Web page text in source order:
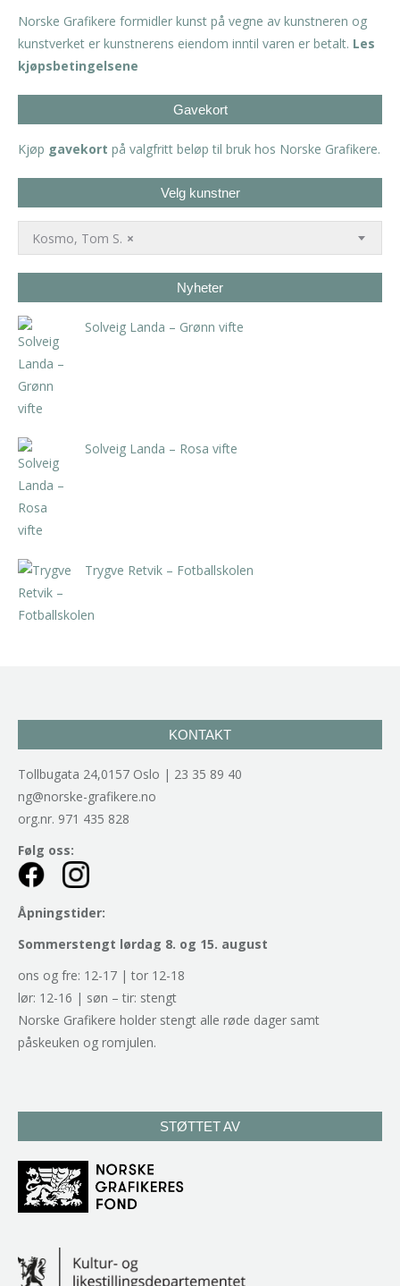
Norske Grafikere formidler kunst på vegne av kunstneren og
kunstverket er kunstnerens eiendom inntil varen er betalt. Les
kjøpsbetingelsene
Gavekort
Kjøp gavekort på valgfritt beløp til bruk hos Norske Grafikere.
Velg kunstner
×
Kosmo, Tom S.
Nyheter
Solveig Landa – Grønn vifte
Solveig Landa – Rosa vifte
Trygve Retvik – Fotballskolen
KONTAKT
Tollbugata 24,0157 Oslo | 23 35 89 40
ng@norske-grafikere.no
org.nr. 971 435 828
Følg oss:
Åpningstider:
Sommerstengt lørdag 8. og 15. august
ons og fre: 12-17 | tor 12-18
lør: 12-16 | søn – tir: stengt
Norske Grafikere holder stengt alle røde dager samt
påskeuken og romjulen.
STØTTET AV